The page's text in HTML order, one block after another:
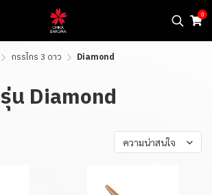
0
กรรไกร 3 ดาว Diamond
รุ่น Diamond
ความน่าสนใจ